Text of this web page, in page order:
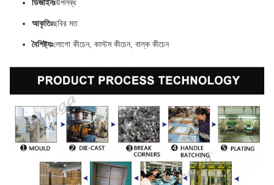
ডিজাইনঃউপলব্ধ
আকৃতিঃছবির মত
বৈশিষ্ট্যঃলোগো কীচেন, কাস্টম কীচেন, বাল্ক কীচেন